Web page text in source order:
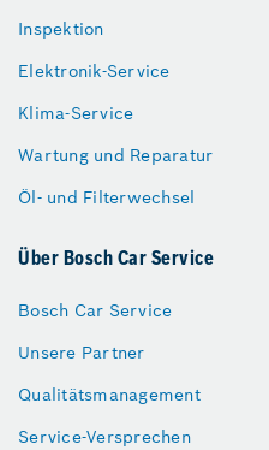
Inspektion
Elektronik-Service
Klima-Service
Wartung und Reparatur
Öl- und Filterwechsel
Über Bosch Car Service
Bosch Car Service
Unsere Partner
Qualitätsmanagement
Service-Versprechen